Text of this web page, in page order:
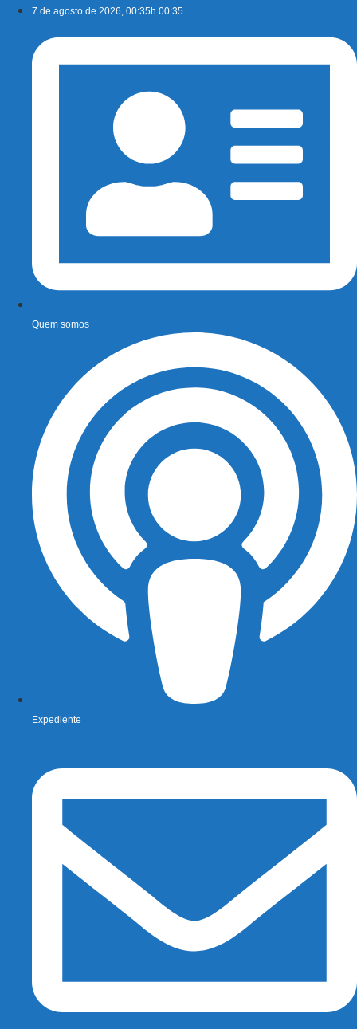
conteúdo
7 de agosto de 2026, 00:35h 00:35
Quem somos
Expediente